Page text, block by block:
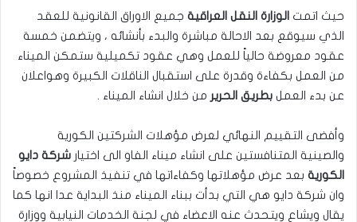
حيث اتمت الوزارة النقل العراقية جميع الاوراق القانونية للعقد
الذي سيوقع بعد الاحالة مباشرة والبدء بأنشائه ، ويتضمن خمسة
عقود معروضة حالياً للعمل وهي عقود تكميلية ستمكن الميناء
من العمل بكفاءة وقدرة على استقبال الناقلات الكبيرة وهواعلان
عن بدء العمل بطريق الحرير من خلال انشاء الميناء .
وأفضى التقييم النهائي لعرض مؤهلات الشركتين الكورية
والصينية المتنافستين على انشاء ميناء الفاو الى اختيار شركة دايو
الكورية بعد عرض مؤهلاتها وكفاءاتها في تنفيذ المشروع خصوصاً
وان شركة دايو هي التي بدأت ببناء الميناء منذ البداية عدا انها كما
يقال ويشاع ويتحدث عنه الاعضاء في لجنة الخدمات النيابية ووزارة